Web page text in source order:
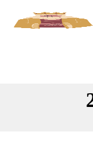
Para